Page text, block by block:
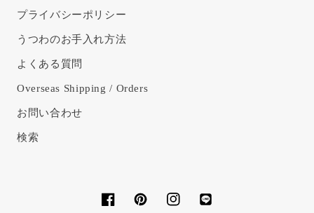
プライバシーポリシー
うつわのお手入れ方法
よくある質問
Overseas Shipping / Orders
お問い合わせ
検索
FacebookPinterestInstagramTranslation